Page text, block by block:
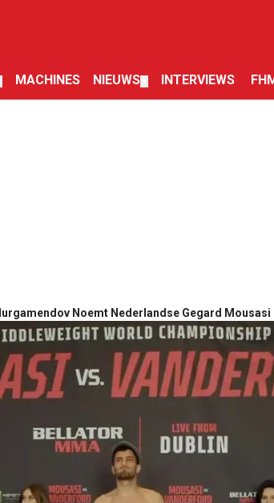
MACHINES NIEUWS INTERVIEWS
Noemt Nederlandse Gegard Mousasi